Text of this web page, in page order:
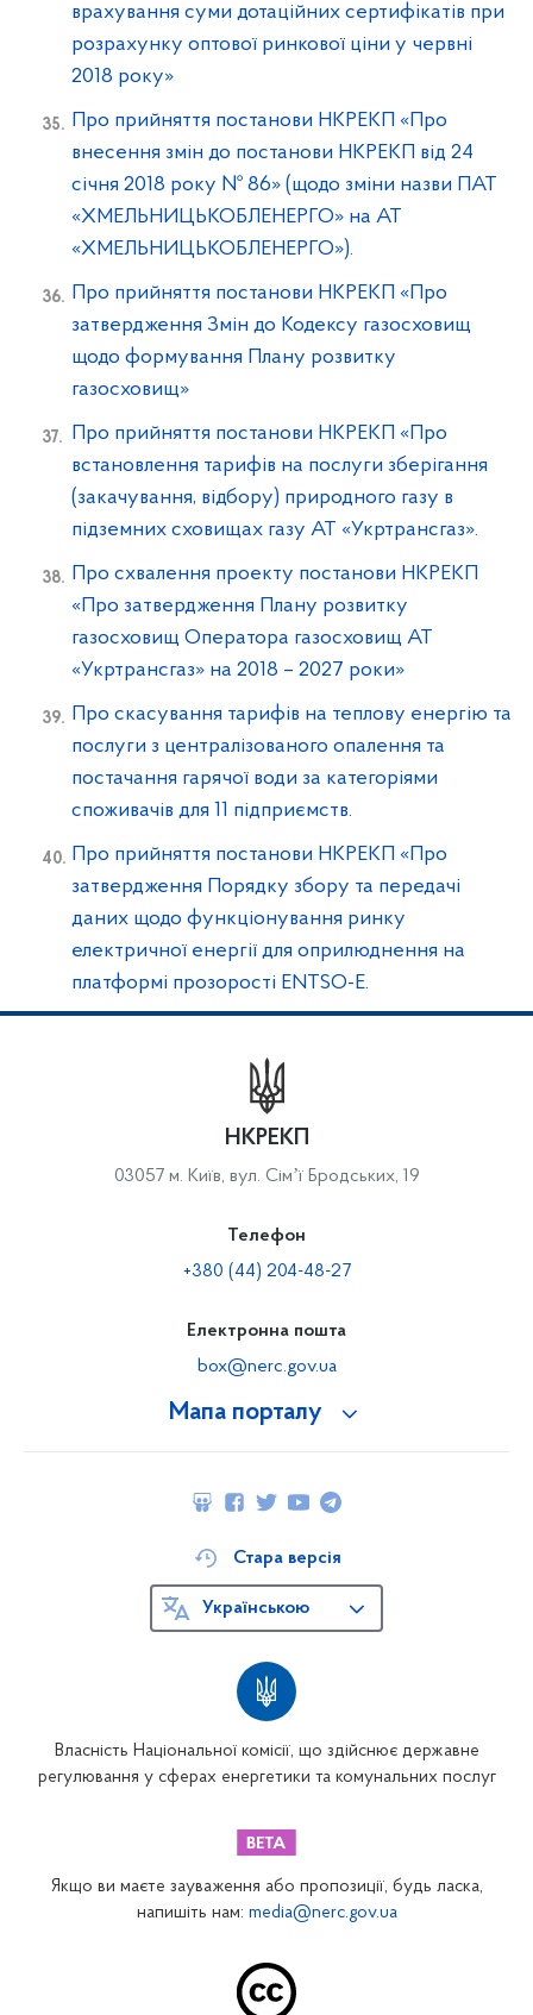
врахування суми дотаційних сертифікатів при
розрахунку оптової ринкової ціни у червні
2018 року»
Про прийняття постанови НКРЕКП «Про
внесення змін до постанови НКРЕКП від 24
січня 2018 року № 86» (щодо зміни назви ПАТ
«ХМЕЛЬНИЦЬКОБЛЕНЕРГО» на АТ
«ХМЕЛЬНИЦЬКОБЛЕНЕРГО»).
Про прийняття постанови НКРЕКП «Про
затвердження Змін до Кодексу газосховищ
щодо формування Плану розвитку
газосховищ»
Про прийняття постанови НКРЕКП «Про
встановлення тарифів на послуги зберігання
(закачування, відбору) природного газу в
підземних сховищах газу АТ «Укртрансгаз».
Про схвалення проекту постанови НКРЕКП
«Про затвердження Плану розвитку
газосховищ Оператора газосховищ АТ
«Укртрансгаз» на 2018 – 2027 роки»
Про скасування тарифів на теплову енергію та
послуги з централізованого опалення та
постачання гарячої води за категоріями
споживачів для 11 підприємств.
Про прийняття постанови НКРЕКП «Про
затвердження Порядку збору та передачі
даних щодо функціонування ринку
електричної енергії для оприлюднення на
платформі прозорості ENTSO-E.
Мапа порталу
НКРЕКП
03057 м. Київ, вул. Сімʼї Бродських, 19
Телефон
+380 (44) 204-48-27
Електронна пошта
box@nerc.gov.ua
Власність Національної комісії, що здійснює державне
регулювання у сферах енергетики та комунальних послуг
Стара версія
Українською
Якщо ви маєте зауваження або пропозиції, будь ласка,
напишіть нам: media@nerc.gov.ua